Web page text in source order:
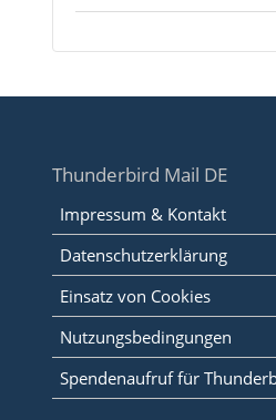
Thunderbird Mail DE
Impressum & Kontakt
Datenschutzerklärung
Einsatz von Cookies
Nutzungsbedingungen
Spendenaufruf für